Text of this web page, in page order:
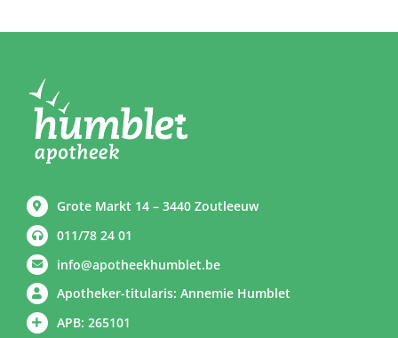
Grote Markt 14 – 3440 Zoutleeuw
011/78 24 01
info@apotheekhumblet.be
Apotheker-titularis: Annemie Humblet
APB: 265101